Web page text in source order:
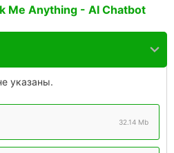
Me Anything - AI Chatbot
указаны.
32.14 Mb